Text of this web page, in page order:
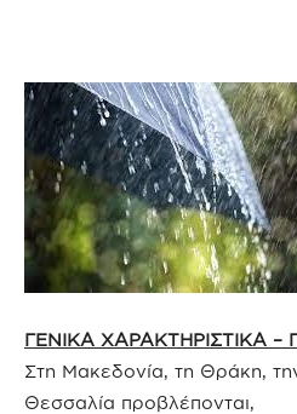
ΓΕΝΙΚΑ ΧΑΡΑΚΤΗΡΙΣΤΙΚΑ –
Στη Μακεδονία, τη Θράκη,
Θεσσαλία προβλέπονται,